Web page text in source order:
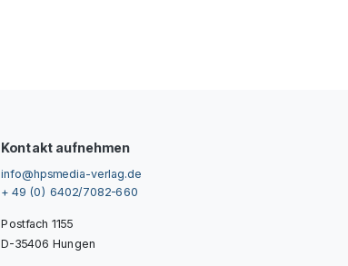
Kontakt aufnehmen
info@hpsmedia-verlag.de
+ 49 (0) 6402/7082-660
Postfach 1155
D-35406 Hungen